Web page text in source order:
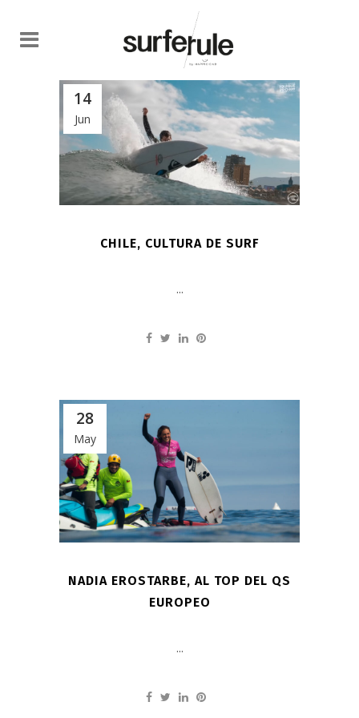
14
Jun
CHILE, CULTURA DE SURF
...
28
May
NADIA EROSTARBE, AL TOP DEL QS
EUROPEO
...